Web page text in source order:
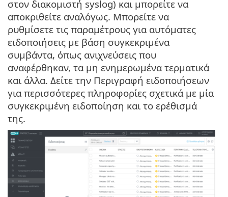
στον διακομιστή syslog) και μπορείτε να
αποκριθείτε αναλόγως. Μπορείτε να
ρυθμίσετε τις παραμέτρους για αυτόματες
ειδοποιήσεις με βάση συγκεκριμένα
συμβάντα, όπως ανιχνεύσεις που
αναφέρθηκαν, τα μη ενημερωμένα τερματικά
και άλλα. Δείτε την Περιγραφή ειδοποιήσεων
για περισσότερες πληροφορίες σχετικά με μία
συγκεκριμένη ειδοποίηση και το ερέθισμά
της.